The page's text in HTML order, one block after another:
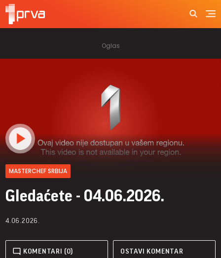
MASTERCHEF SRBIJA
Gledaćete - 04.06.2026.
4.06.2026.
KOMENTARI (0) OSTAVI KOMENTAR